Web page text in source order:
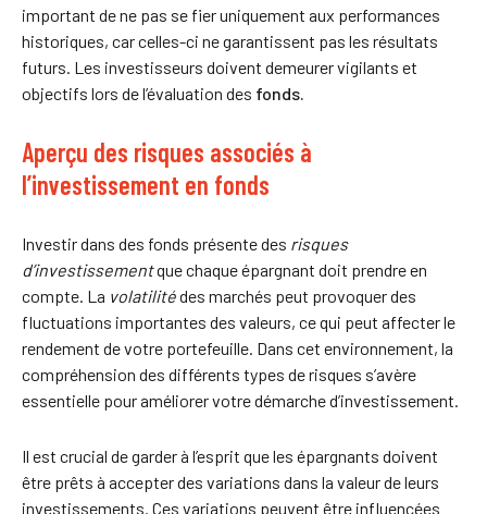
important de ne pas se fier uniquement aux performances
historiques, car celles-ci ne garantissent pas les résultats
futurs. Les investisseurs doivent demeurer vigilants et
objectifs lors de l’évaluation des fonds.
Aperçu des risques associés à
l’investissement en fonds
Investir dans des fonds présente des risques
d’investissementque chaque épargnant doit prendre en
compte. La volatilitédes marchés peut provoquer des
fluctuations importantes des valeurs, ce qui peut affecter le
rendement de votre portefeuille. Dans cet environnement, la
compréhension des différents types de risques s’avère
essentielle pour améliorer votre démarche d’investissement.
Il est crucial de garder à l’esprit que les épargnants doivent
être prêts à accepter des variations dans la valeur de leurs
investissements. Ces variations peuvent être influencées